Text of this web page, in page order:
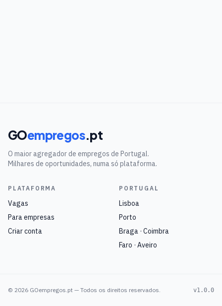
GOempregos.pt
O maior agregador de empregos de Portugal.
Milhares de oportunidades, numa só plataforma.
PLATAFORMA
Vagas
Para empresas
Criar conta
PORTUGAL
Lisboa
Porto
Braga · Coimbra
Faro · Aveiro
© 2026 GOempregos.pt — Todos os direitos reservados. v1.0.0